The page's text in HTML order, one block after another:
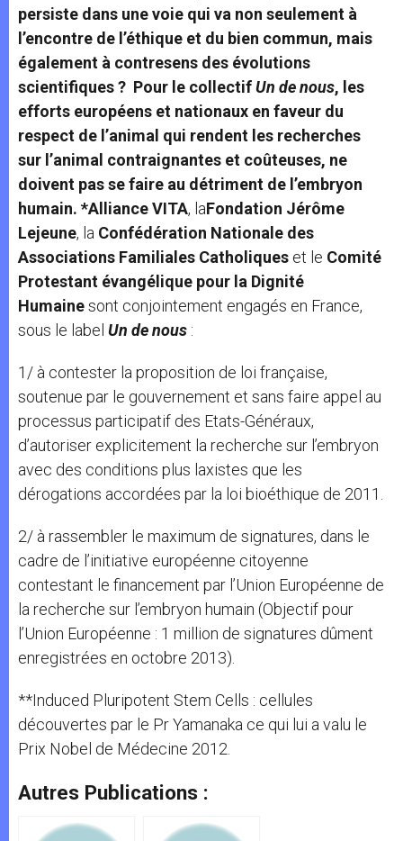
persiste dans une voie qui va non seulement à
l’encontre de l’éthique et du bien commun, mais
également à contresens des évolutions
scientifiques ? Pour le collectifUn de nous, les
efforts européens et nationaux en faveur du
respect de l’animal qui rendent les recherches
sur l’animal contraignantes et coûteuses, ne
doivent pas se faire au détriment de l’embryon
humain. *Alliance VITA, laFondation Jérôme
Lejeune, la Confédération Nationale des
Associations Familiales Catholiques et le Comité
Protestant évangélique pour la Dignité
Humainesont conjointement engagés en France,
sous le label Un de nous :
1/ à contester la proposition de loi française,
soutenue par le gouvernement et sans faire appel au
processus participatif des Etats-Généraux,
d’autoriser explicitement la recherche sur l’embryon
avec des conditions plus laxistes que les
dérogations accordées par la loi bioéthique de 2011.
2/ à rassembler le maximum de signatures, dans le
cadre de l’initiative européenne citoyenne
contestant le financement par l’Union Européenne de
la recherche sur l’embryon humain (Objectif pour
l’Union Européenne : 1 million de signatures dûment
enregistrées en octobre 2013).
**Induced Pluripotent Stem Cells : cellules
découvertes par le Pr Yamanaka ce qui lui a valu le
Prix Nobel de Médecine 2012.
Autres Publications :